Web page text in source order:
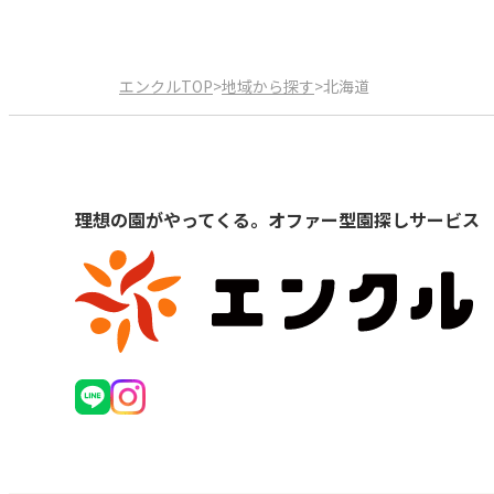
エンクルTOP>地域から探す>北海道
理想の園がやってくる。オファー型園探しサービス